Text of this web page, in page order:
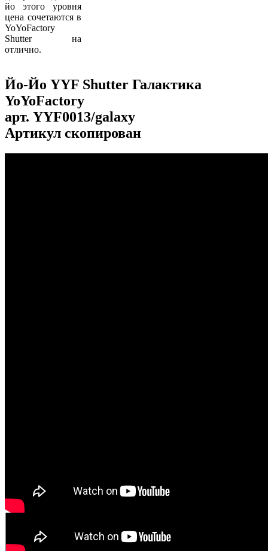
йо этого уровня
цена сочетаются в
YoYoFactory
Shutter на
отлично.
Йо-Йо YYF Shutter Галактика
YoYoFactory
арт. YYF0013/galaxy
Артикул скопирован